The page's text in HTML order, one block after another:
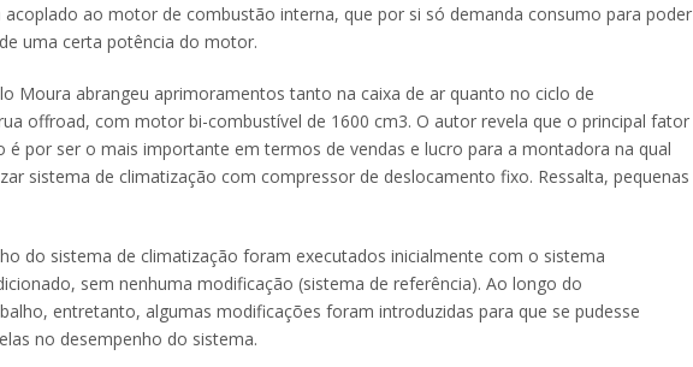
acoplado ao motor de combustão interna, que por si só demanda consumo para poder
uma certa potência do motor.
Moura abrangeu aprimoramentos tanto na caixa de ar quanto no ciclo de
offroad, com motor bi-combustível de 1600 cm3. O autor revela que o principal fator
é por ser o mais importante em termos de vendas e lucro para a montadora na qual
sistema de climatização com compressor de deslocamento fixo. Ressalta, pequenas
do sistema de climatização foram executados inicialmente com o sistema
sem nenhuma modificação (sistema de referência). Ao longo do
entretanto, algumas modificações foram introduzidas para que se pudesse
no desempenho do sistema.